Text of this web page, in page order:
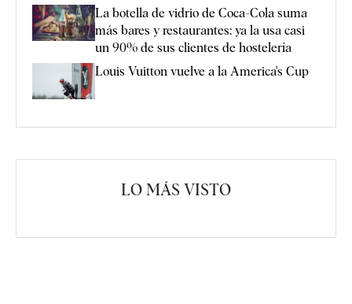
La botella de vidrio de Coca-Cola suma
más bares y restaurantes: ya la usa casi
un 90% de sus clientes de hostelería
Louis Vuitton vuelve a la America's Cup
LO MÁS VISTO